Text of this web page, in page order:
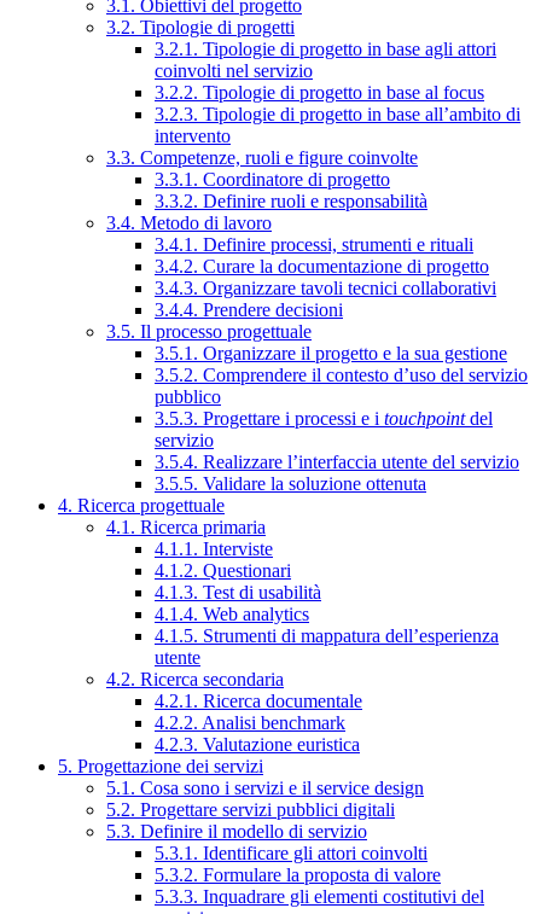
3.1. Obiettivi del progetto
3.2. Tipologie di progetti
3.2.1. Tipologie di progetto in base agli attori
coinvolti nel servizio
3.2.2. Tipologie di progetto in base al focus
3.2.3. Tipologie di progetto in base all’ambito di
intervento
3.3. Competenze, ruoli e figure coinvolte
3.3.1. Coordinatore di progetto
3.3.2. Definire ruoli e responsabilità
3.4. Metodo di lavoro
3.4.1. Definire processi, strumenti e rituali
3.4.2. Curare la documentazione di progetto
3.4.3. Organizzare tavoli tecnici collaborativi
3.4.4. Prendere decisioni
3.5. Il processo progettuale
3.5.1. Organizzare il progetto e la sua gestione
3.5.2. Comprendere il contesto d’uso del servizio
pubblico
3.5.3. Progettare i processi e i touchpointdel
servizio
3.5.4. Realizzare l’interfaccia utente del servizio
3.5.5. Validare la soluzione ottenuta
4. Ricerca progettuale
4.1. Ricerca primaria
4.1.1. Interviste
4.1.2. Questionari
4.1.3. Test di usabilità
4.1.4. Web analytics
4.1.5. Strumenti di mappatura dell’esperienza
utente
4.2. Ricerca secondaria
4.2.1. Ricerca documentale
4.2.2. Analisi benchmark
4.2.3. Valutazione euristica
5. Progettazione dei servizi
5.1. Cosa sono i servizi e il service design
5.2. Progettare servizi pubblici digitali
5.3. Definire il modello di servizio
5.3.1. Identificare gli attori coinvolti
5.3.2. Formulare la proposta di valore
5.3.3. Inquadrare gli elementi costitutivi del